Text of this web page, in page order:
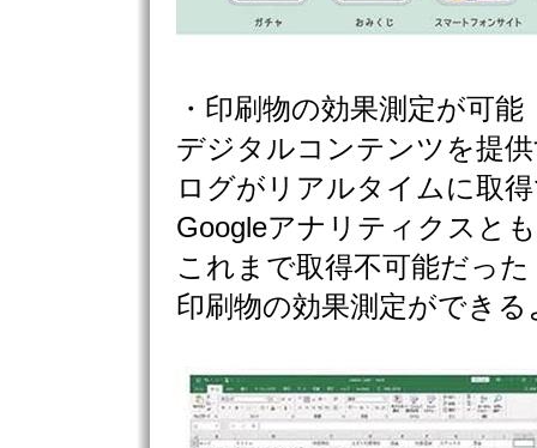
・印刷物の効果測定が可能
デジタルコンテンツを提
ログがリアルタイムに取
Googleアナリティクスと
これまで取得不可能だった
印刷物の効果測定ができ